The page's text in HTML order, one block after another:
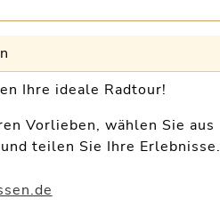
Ihre ideale Radtour!
Vorlieben, wählen Sie aus
teilen Sie Ihre Erlebnisse.